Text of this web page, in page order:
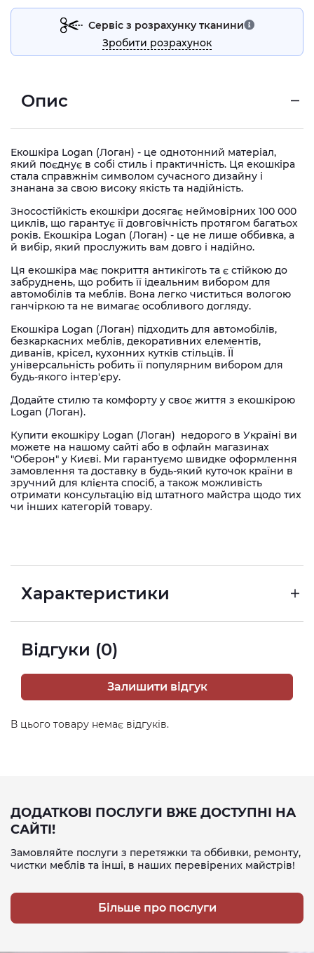
Сервіс з розрахунку тканини
Зробити розрахунок
Опис
Екошкіра Logan (Логан) - це однотонний матеріал,
який поєднує в собі стиль і практичність. Ця екошкіра
стала справжнім символом сучасного дизайну і
знанана за свою високу якість та надійність.
Зносостійкість екошкіри досягає неймовірних 100 000
циклів, що гарантує її довговічність протягом багатьох
років. Екошкіра Logan (Логан) - це не лише оббивка, а
й вибір, який прослужить вам довго і надійно.
Ця екошкіра має покриття антикіготь та є стійкою до
забруднень, що робить її ідеальним вибором для
автомобілів та меблів. Вона легко чиститься вологою
ганчіркою та не вимагає особливого догляду.
Екошкіра Logan (Логан) підходить для автомобілів,
безкаркасних меблів, декоративних елементів,
диванів, крісел, кухонних кутків стільців. ЇЇ
універсальність робить її популярним вибором для
будь-якого інтер'єру.
Додайте стилю та комфорту у своє життя з екошкірою
Logan (Логан).
Купити екошкіру Logan (Логан) недорого в Україні ви
можете на нашому сайті або в офлайн магазинах
"Оберон" у Києві. Ми гарантуємо швидке оформлення
замовлення та доставку в будь-який куточок країни в
зручний для клієнта спосіб, а також можливість
отримати консультацію від штатного майстра щодо тих
чи інших категорій товару.
Характеристики
Відгуки (0)
Залишити відгук
В цього товару немає відгуків.
ДОДАТКОВІ ПОСЛУГИ ВЖЕ ДОСТУПНІ НА
САЙТІ!
Замовляйте послуги з перетяжки та оббивки, ремонту,
чистки меблів та інші, в наших перевірених майстрів!
Більше про послуги